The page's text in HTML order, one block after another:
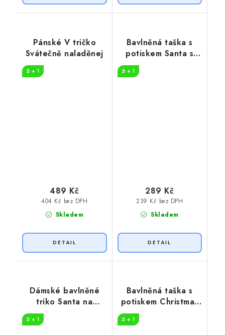
Pánské V tričko
Svátečně naladěnej
2 + 1
Skladem
404 Kč bez DPH
489 Kč
Bavlněná taška s
potiskem Santa s
2 + 1
Skladem
239 Kč bez DPH
289 Kč
Dámské bavlněné
triko Santa na
2 + 1
Bavlněná taška s
potiskem Christmas
2 + 1